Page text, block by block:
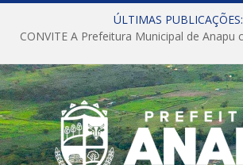
ÚLTIMAS PUBLICAÇÕES: